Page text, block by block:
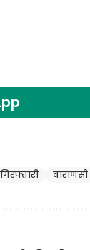
वाराणसी